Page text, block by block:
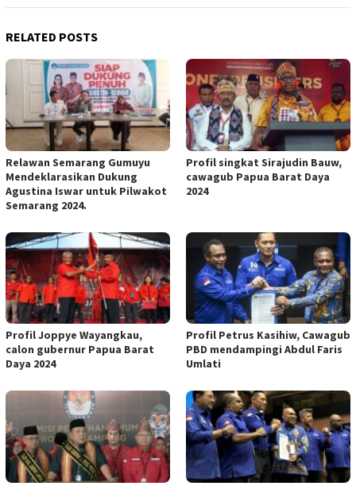
RELATED POSTS
Relawan Semarang Gumuyu
Mendeklarasikan Dukung
Agustina Iswar untuk Pilwakot
Semarang 2024.
Profil singkat Sirajudin Bauw,
cawagub Papua Barat Daya
2024
Profil Joppye Wayangkau,
calon gubernur Papua Barat
Daya 2024
Profil Petrus Kasihiw, Cawagub
PBD mendampingi Abdul Faris
Umlati